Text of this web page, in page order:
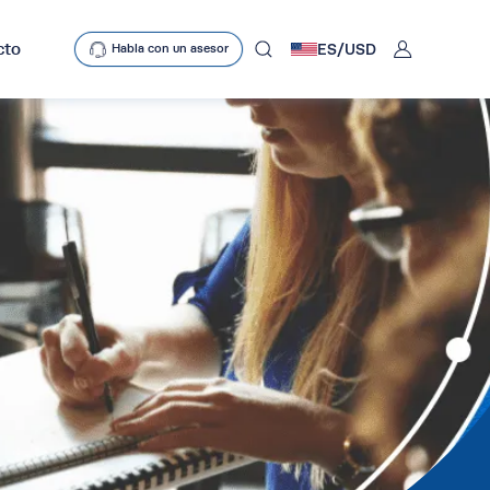
mobclose
Habla con un asesor ES/USD User